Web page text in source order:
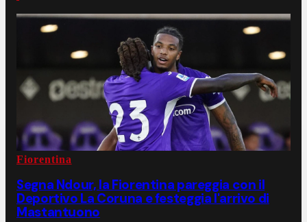
Fiorentina
Segna Ndour, la Fiorentina pareggia con il
Deportivo La Coruna e festeggia l'arrivo di
Mastantuono